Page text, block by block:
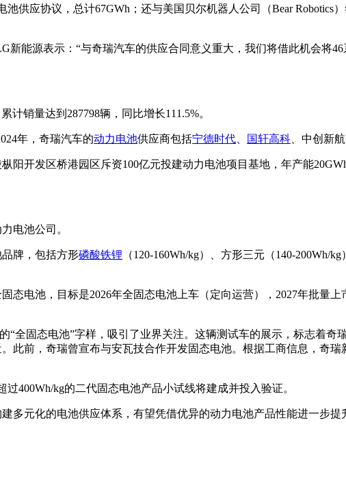
池供应协议，总计67GWh；还与美国贝尔机器人公司（Bear Robotics
能源表示：“与奇瑞汽车的供应合同意义重大，我们将借此机会将
计销量达到287798辆，同比增长111.5%。
年，奇瑞汽车的动力电池供应商包括宁德时代 国轩高科 、中创新
阳开发区桥港园区斥资100亿元投建动力电池项目基地，年产能
电池公司。
牌，包括方形磷酸铁锂 （120-160Wh/kg）、方形三元（140-200Wh/
电池，目标是2026年全固态电池上车（定向运营），2027年批量上
固态电池”字样，吸引了业界关注。这辆测试车的展示，标志着奇
前，奇瑞曾宣布与安瓦技合作开发固态电池。根据工商信息，奇瑞
400Wh/kg的二代固态电池产品小试线将建成并投入验证。
多元化的电池供应体系，有望凭借优异的动力电池产品性能进一步提